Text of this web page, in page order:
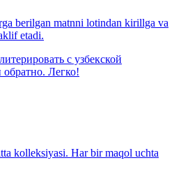
berilgan matnni lotindan kirillga va
etadi.
с узбекской
Легко!
kolleksiyasi. Har bir maqol uchta